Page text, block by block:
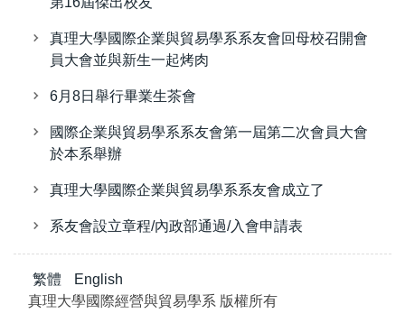
真理大學國際企業與貿易學系系友會回母校召開會
員大會並與新生一起烤肉
6月8日舉行畢業生茶會
國際企業與貿易學系系友會第一屆第二次會員大會
於本系舉辦
真理大學國際企業與貿易學系系友會成立了
系友會設立章程/內政部通過/入會申請表
繁體
English
真理大學國際經營與貿易學系 版權所有